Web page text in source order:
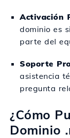
Activación
dominio es
parte del
Soporte
asistencia
pregunta
¿Cómo
Dominio